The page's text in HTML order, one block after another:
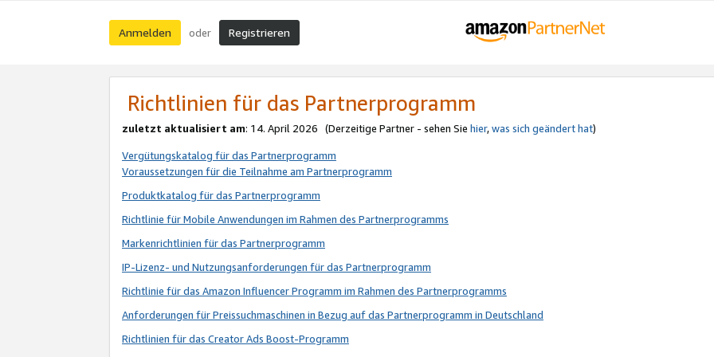
Anmelden oder Registrieren
Richtlinien für das Partnerprogramm
zuletzt aktualisiert am: 14. April 2026 (Derzeitige Partner - sehen Sie hier,was sich geändert hat)
Vergütungskatalog für das Partnerprogramm
Voraussetzungen für die Teilnahme am Partnerprogramm
Produktkatalog für das Partnerprogramm
Richtlinie für Mobile Anwendungen im Rahmen des Partnerprogramms
Markenrichtlinien für das Partnerprogramm
IP-Lizenz- und Nutzungsanforderungen für das Partnerprogramm
Richtlinie für das Amazon Influencer Programm im Rahmen des Partnerprogramms
Anforderungen für Preissuchmaschinen in Bezug auf das Partnerprogramm in Deutschland
Richtlinien für das Creator Ads Boost-Programm